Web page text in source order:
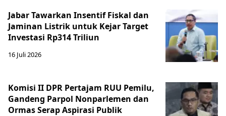
Jabar Tawarkan Insentif Fiskal dan
Jaminan Listrik untuk Kejar Target
Investasi Rp314 Triliun
16 Juli 2026
Komisi II DPR Pertajam RUU Pemilu,
Gandeng Parpol Nonparlemen dan
Ormas Serap Aspirasi Publik